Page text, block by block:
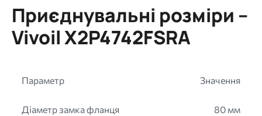
Приєднувальні розміри –
Vivoil X2P4742FSRA
Параметр Значення
Діаметр замка фланця 80 мм